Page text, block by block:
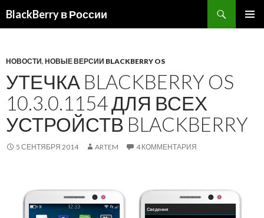
BlackBerry в России
НОВОСТИ, НОВЫЕ ВЕРСИИ BLACKBERRY OS
УТЕЧКА BLACKBERRY OS
10.3.0.1154 ДЛЯ ВСЕХ
УСТРОЙСТВ BLACKBERRY
5 СЕНТЯБРЯ 2014 ARTEM 4 КОММЕНТАРИЯ